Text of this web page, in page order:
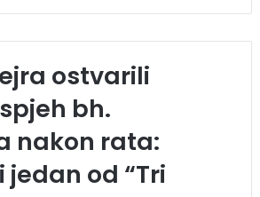
ostvarili
bh.
nakon rata:
od “Tri